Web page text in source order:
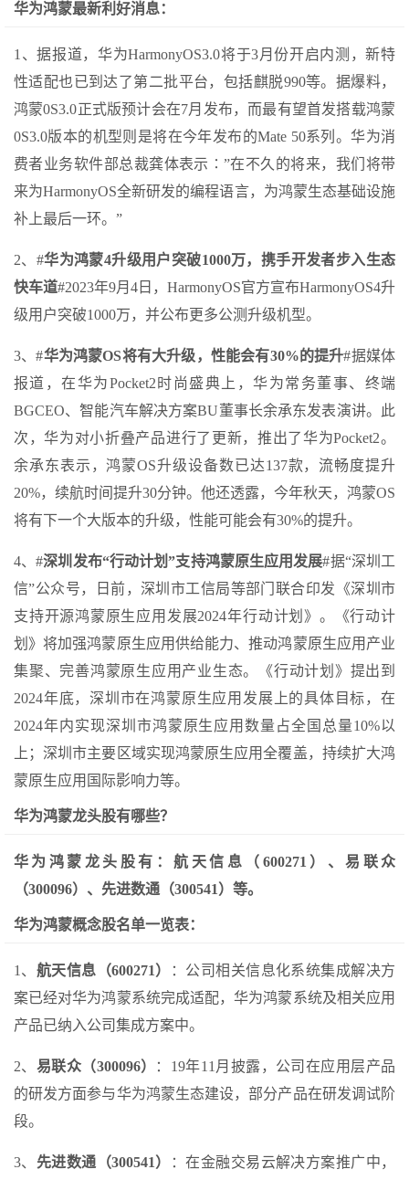
华为鸿蒙最新利好消息：
1、据报道，华为HarmonyOS3.0将于3月份开启内测，新特
性适配也已到达了第二批平台，包括麒脱990等。据爆料，
鸿蒙0S3.0正式版预计会在7月发布，而最有望首发搭载鸿蒙
0S3.0版本的机型则是将在今年发布的Mate 50系列。华为消
费者业务软件部总裁龚体表示∶”在不久的将来，我们将带
来为HarmonyOS全新研发的编程语言，为鸿蒙生态基础设施
补上最后一环。”
2、#华为鸿蒙4升级用户突破1000万，携手开发者步入生态
快车道#2023年9月4日，HarmonyOS官方宣布HarmonyOS4升
级用户突破1000万，并公布更多公测升级机型。
3、#华为鸿蒙OS将有大升级，性能会有30%的提升#据媒体
报道，在华为Pocket2时尚盛典上，华为常务董事、终端
BGCEO、智能汽车解决方案BU董事长余承东发表演讲。此
次，华为对小折叠产品进行了更新，推出了华为Pocket2。
余承东表示，鸿蒙OS升级设备数已达137款，流畅度提升
20%，续航时间提升30分钟。他还透露，今年秋天，鸿蒙OS
将有下一个大版本的升级，性能可能会有30%的提升。
4、#深圳发布“行动计划”支持鸿蒙原生应用发展#据“深圳工
信”公众号，日前，深圳市工信局等部门联合印发《深圳市
支持开源鸿蒙原生应用发展2024年行动计划》。《行动计
划》将加强鸿蒙原生应用供给能力、推动鸿蒙原生应用产业
集聚、完善鸿蒙原生应用产业生态。《行动计划》提出到
2024年底，深圳市在鸿蒙原生应用发展上的具体目标，在
2024年内实现深圳市鸿蒙原生应用数量占全国总量10%以
上；深圳市主要区域实现鸿蒙原生应用全覆盖，持续扩大鸿
蒙原生应用国际影响力等。
华为鸿蒙龙头股有哪些？
华为鸿蒙龙头股有：航天信息（600271）、易联众
（300096）、先进数通（300541）等。
华为鸿蒙概念股名单一览表：
1、 航天信息（600271）
：公司相关信息化系统集成解决方
案已经对华为鸿蒙系统完成适配，华为鸿蒙系统及相关应用
产品已纳入公司集成方案中。
2、 易联众（300096）
：19年11月披露，公司在应用层产品
的研发方面参与华为鸿蒙生态建设，部分产品在研发调试阶
段。
3、 先进数通（300541）
：在金融交易云解决方案推广中，